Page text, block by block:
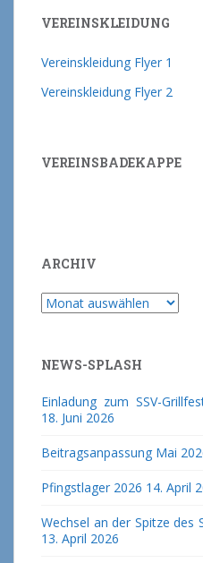
VEREINSKLEIDUNG
Vereinskleidung Flyer 1
Vereinskleidung Flyer 2
VEREINSBADEKAPPE
ARCHIV
Archiv
NEWS-SPLASH
Einladung zum SSV-
18. Juni 2026
Beitragsanpassung Mai
Pfingstlager 2026 14. April
Wechsel an der Spitze des
13. April 2026